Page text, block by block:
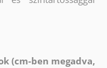
(cm-ben megadva,